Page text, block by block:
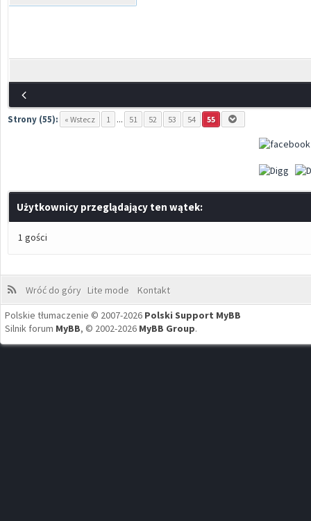
Strony (55): « Wstecz 1 ... 51 52 53 54 55
Użytkownicy przeglądający ten wątek:
1 gości
Wróć do góry Lite mode
Kontakt
Polskie tłumaczenie © 2007-2026 Polski Support MyBB
Silnik forum MyBB, © 2002-2026 MyBB Group.